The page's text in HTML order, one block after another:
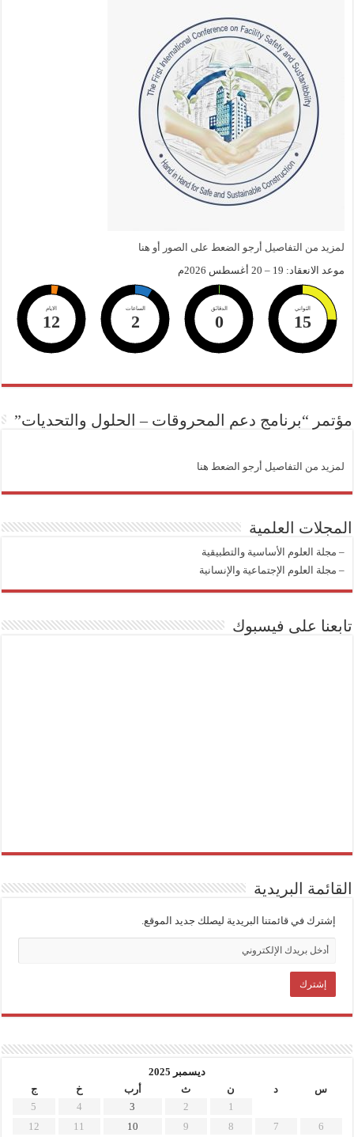
لمزيد من التفاصيل أرجو الضعط على الصور أو هنا
موعد الانعقاد: 19 – 20 أغسطس 2026م
الايام
12
الساعات
2
الدقائق
0
الثواني
14
مؤتمر “برنامج دعم المحروقات – الحلول والتحديات”
لمزيد من التفاصيل أرجو الضعط هنا
المجلات العلمية
– مجلة العلوم الأساسية والتطبيقية
– مجلة العلوم الإجتماعية والإنسانية
تابعنا على فيسبوك
القائمة البريدية
إشترك في قائمتنا البريدية ليصلك جديد الموقع.
ديسمبر 2025
س
د ن ث أرب خ
ج
1
2
3
4
5
6
7
8
9
10
11
12